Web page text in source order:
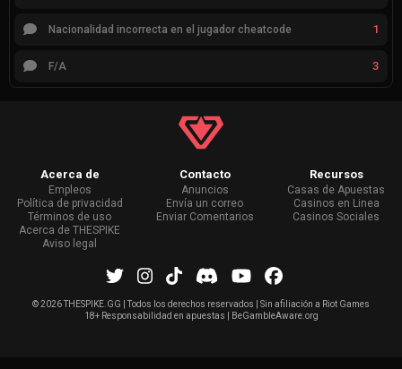
Nacionalidad incorrecta en el jugador cheatcode 1
F/A 3
Acerca de
Empleos
Política de privacidad
Términos de uso
Acerca de THESPIKE
Aviso legal
Contacto
Anuncios
Envía un correo
Enviar Comentarios
Recursos
Casas de Apuestas
Casinos en Linea
Casinos Sociales
©2026 THESPIKE.GG | Todos los derechos reservados | Sin afiliación a Riot Games
18+ Responsabilidad en apuestas | BeGambleAware.org